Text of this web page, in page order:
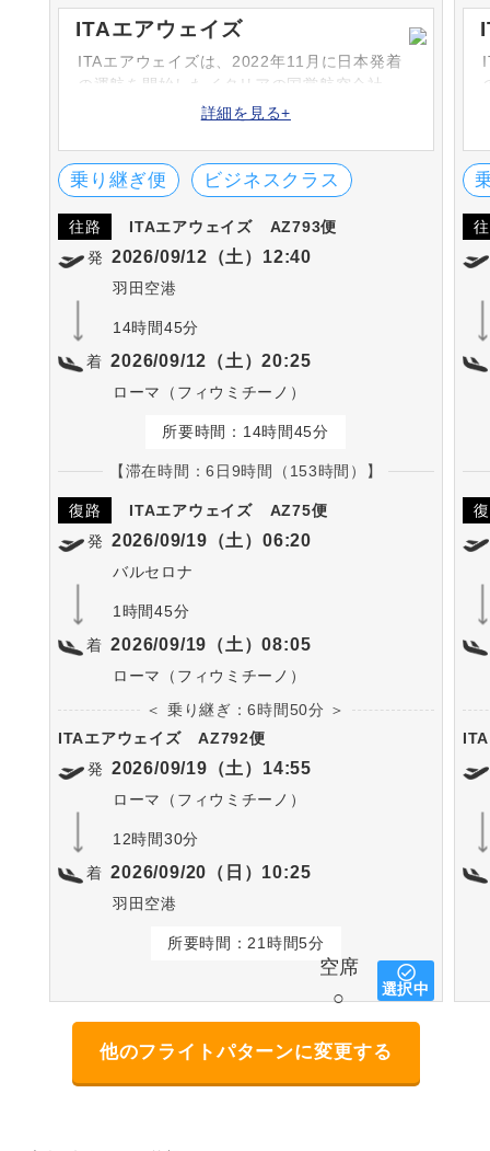
ITAエアウェイズ
ITAエアウェイズは、2022年11月に日本発着
の運航を開始したイタリアの国営航空会社。
詳細を見る+
乗り継ぎ便 ビジネスクラス
往路 ITAエアウェイズ
AZ793便
発 2026/09/12（土）12:40
羽田空港
14時間45分
着 2026/09/12（土）20:25
ローマ（フィウミチーノ）
所要時間：14時間45分
【滞在時間：6日9時間（153時間）】
復路 ITAエアウェイズ
AZ75便
発 2026/09/19（土）06:20
バルセロナ
1時間45分
着 2026/09/19（土）08:05
ローマ（フィウミチーノ）
＜ 乗り継ぎ：6時間50分 ＞
ITAエアウェイズ
AZ792便
発 2026/09/19（土）14:55
ローマ（フィウミチーノ）
12時間30分
着 2026/09/20（日）10:25
羽田空港
所要時間：21時間5分
空席
○
選択中
他のフライトパターンに変更する